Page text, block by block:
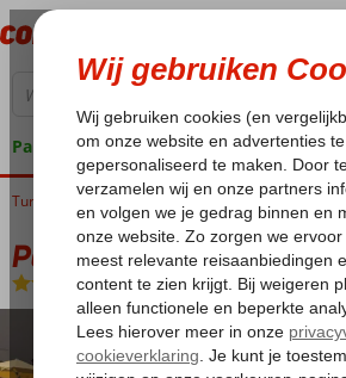
Pakketgarantie
Home
Turkije Egeische kust Kusadasi Kusadasi-
Palm Hotel
Logies en ontbijt-Hotel